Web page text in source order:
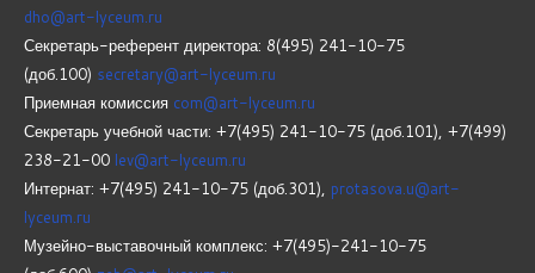
dho@art-lyceum.ru
Секретарь-референт директора: 8(495) 241-10-75
(доб.100) secretary@art-lyceum.ru
Приемная комиссия com@art-lyceum.ru
Секретарь учебной части: +7(495) 241-10-75 (доб.101), +7(499)
238-21-00 lev@art-lyceum.ru
Интернат: +7(495) 241-10-75 (доб.301), protasova.u@art-
lyceum.ru
Музейно-выставочный комплекс: +7(495)-241-10-75